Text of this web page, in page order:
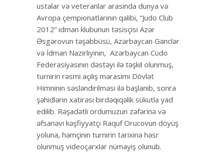
ustalar və veteranlar arasında dünya və
Avropa çempionatlarının qalibi, “Judo Club
2012” idman klubunun təsisçisi Azər
Əsgərovun təşəbbüsü, Azərbaycan Gənclər
və İdman Nazirliyinin, Azərbaycan Cüdo
Federasiyasının dəstəyi ilə təşkil olunmuş,
turnirin rəsmi açılış mərasimi Dövlət
Himninin səsləndirilməsi ilə başlanıb, sonra
şəhidlərin xatirəsi birdəqiqəlik sükutla yad
edilib. Rəşadətli ordumuzun zəfərinə və
əfsanəvi kəşfiyyatçı Raquf Orucovun döyüş
yoluna, həmçinin turnirin tarixinə həsr
olunmuş videoçarxlar nümayiş olunub.